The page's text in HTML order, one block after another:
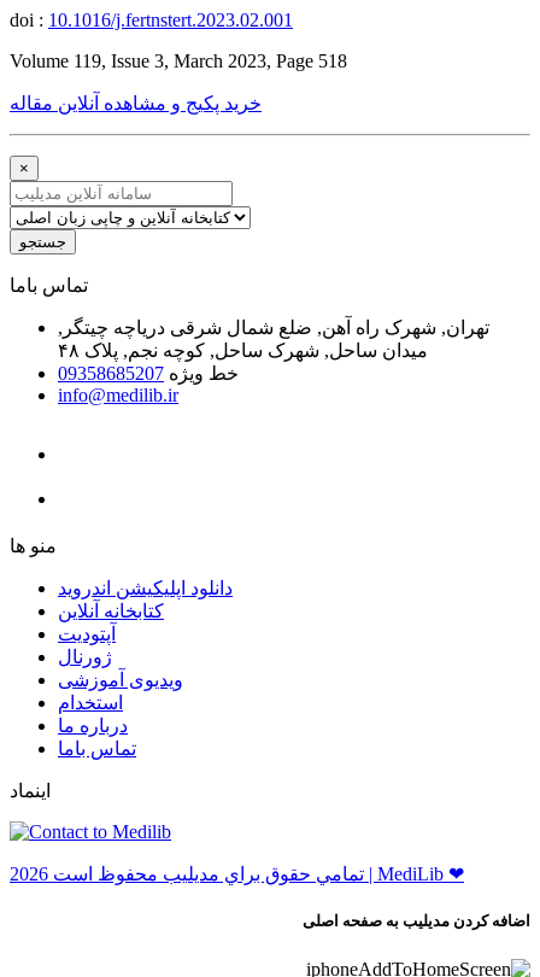
doi : 10.1016/j.fertnstert.2023.02.001
Volume 119, Issue 3, March 2023, Page 518
خرید پکیج و مشاهده آنلاین مقاله
×
جستجو
ﺗﻤﺎﺱ ﺑﺎﻣﺎ
تهران, شهرک راه آهن, ضلع شمال شرقی دریاچه چیتگر,
میدان ساحل, شهرک ساحل, کوچه نجم, پلاک ۴۸
خط ویژه 09358685207
info@medilib.ir
ﻣﻨﻮ ﻫﺎ
دانلود اپلیکیشن اندروید
ﮐﺘﺎﺑﺨﺎﻧﻪ ﺁﻧﻼﯾﻦ
ﺁﭘﺘﻮﺩﯾﺖ
ﮊﻭﺭﻧﺎﻝ
ویدیوی آموزشی
استخدام
درباره ما
ﺗﻤﺎﺱ ﺑﺎﻣﺎ
اینماد
ﺗﻤﺎﻣﻲ ﺣﻘﻮﻕ ﺑﺮاﻱ ﻣﺪﻳﻠﻴﺐ ﻣﺤﻔﻮﻅ اﺳﺖ 2026 | MediLib ❤
اضافه کردن مدیلیب به صفحه اصلی